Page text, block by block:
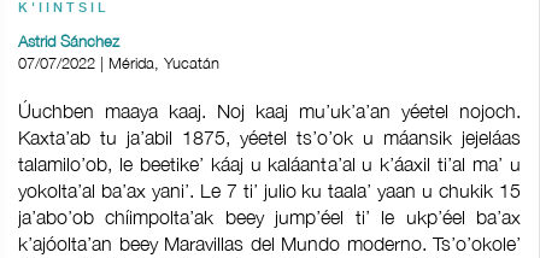
K'IINTSIL
Astrid Sánchez
07/07/2022 | Mérida, Yucatán
Úuchben maaya kaaj. Noj kaaj mu’uk’a’an yéetel nojoch.
Kaxta’ab tu ja’abil 1875, yéetel ts’o’ok u máansik jejeláas
talamilo’ob, le beetike’ káaj u kaláanta’al u k’áaxil ti’al ma’ u
yokolta’al ba’ax yani’. Le 7 ti’ julio ku taala’ yaan u chukik 15
ja’abo’ob chíimpolta’ak beey jump’éel ti’ le ukp’éel ba’ax
k’ajóolta’an beey Maravillas del Mundo moderno. Ts’o’okole’